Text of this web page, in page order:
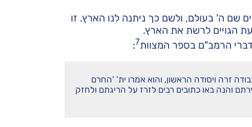
שם ה' בעולם, ולשם כך ניתנה לנו הארץ. זו
הגויים לרשת את הארץ.
הרמב"ם בספר המצוות7
:
זרה ויסודה הראשון, והוא אמרו ית' 'החרם
והנה באו כתובים רבים לזרז על הריגתם ולחזק